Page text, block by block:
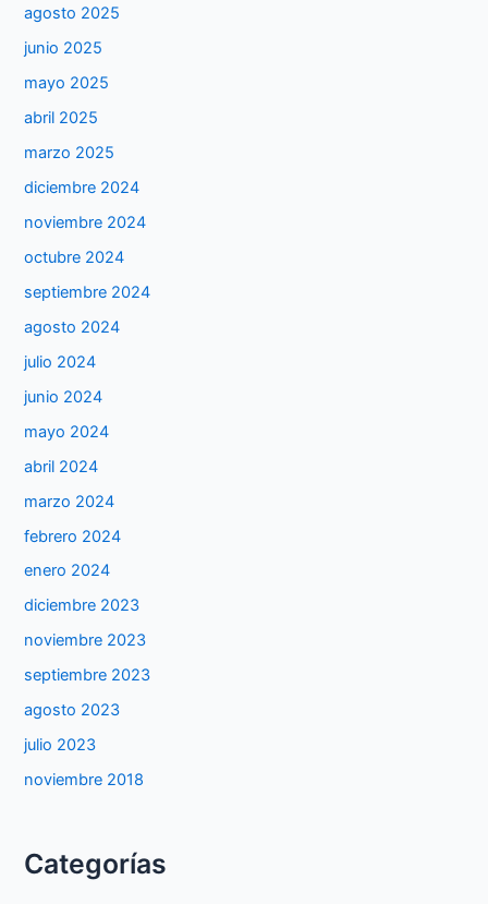
agosto 2025
junio 2025
mayo 2025
abril 2025
marzo 2025
diciembre 2024
noviembre 2024
octubre 2024
septiembre 2024
agosto 2024
julio 2024
junio 2024
mayo 2024
abril 2024
marzo 2024
febrero 2024
enero 2024
diciembre 2023
noviembre 2023
septiembre 2023
agosto 2023
julio 2023
noviembre 2018
Categorías